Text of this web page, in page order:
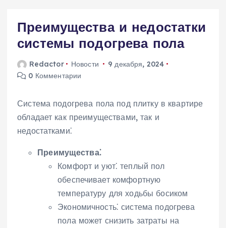
Преимущества и недостатки
системы подогрева пола
Redactor Новости
9 декабря, 2024
0 Комментарии
Система подогрева пола под плитку в квартире
обладает как преимуществами‚ так и
недостатками⁚
Преимущества⁚
Комфорт и уют⁚ теплый пол
обеспечивает комфортную
температуру для ходьбы босиком
Экономичность⁚ система подогрева
пола может снизить затраты на